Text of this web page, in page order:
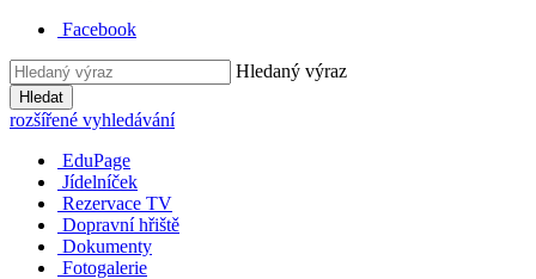
Facebook
Hledaný výraz
Hledat
rozšířené vyhledávání
EduPage
Jídelníček
Rezervace TV
Dopravní hřiště
Dokumenty
Fotogalerie